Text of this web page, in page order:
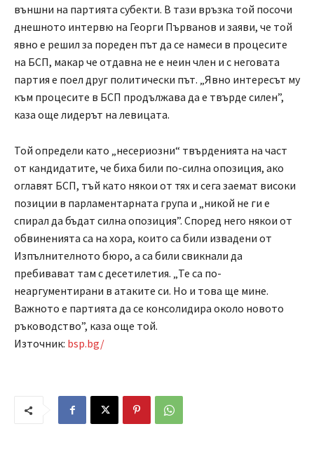
външни на партията субекти. В тази връзка той посочи
днешното интервю на Георги Първанов и заяви, че той
явно е решил за пореден път да се намеси в процесите
на БСП, макар че отдавна не е неин член и с неговата
партия е поел друг политически път. „Явно интересът му
към процесите в БСП продължава да е твърде силен”,
каза още лидерът на левицата.
Той определи като „несериозни“ твърденията на част
от кандидатите, че биха били по-силна опозиция, ако
оглавят БСП, тъй като някои от тях и сега заемат високи
позиции в парламентарната група и „никой не ги е
спирал да бъдат силна опозиция”. Според него някои от
обвиненията са на хора, които са били извадени от
Изпълнителното бюро, а са били свикнали да
пребивават там с десетилетия. „Те са по-
неаргументирани в атаките си. Но и това ще мине.
Важното е партията да се консолидира около новото
ръководство”, каза още той.
Източник: bsp.bg/